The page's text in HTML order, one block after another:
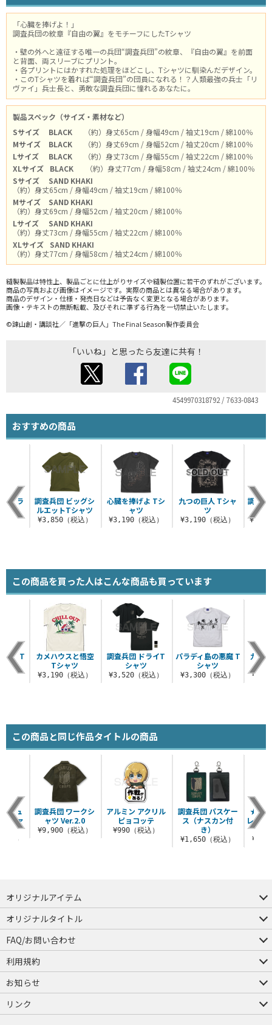
「心臓を捧げよ！」
調査兵団の紋章『自由の翼』をモチーフにしたTシャツ
・壁の外へと遠征する唯一の兵団“調査兵団”の紋章、『自由の翼』を前面
と背面、両スリーブにプリント。
・各プリントにはかすれた処理をほどこし、Tシャツに馴染んだデザイン。
・このTシャツを着れば“調査兵団”の団員になれる！？人類最強の兵士「リ
ヴァイ」兵士長と、勇敢な調査兵団に憧れるあなたに。
製品スペック（サイズ・素材など）
Sサイズ
BLACK
（約）身丈65cm / 身幅49cm / 袖丈19cm / 綿100％
Mサイズ
BLACK
（約）身丈69cm / 身幅52cm / 袖丈20cm / 綿100％
Lサイズ
BLACK
（約）身丈73cm / 身幅55cm / 袖丈22cm / 綿100％
XLサイズ
BLACK
（約）身丈77cm / 身幅58cm / 袖丈24cm / 綿100％
Sサイズ
SAND KHAKI
（約）身丈65cm / 身幅49cm / 袖丈19cm / 綿100％
Mサイズ
SAND KHAKI
（約）身丈69cm / 身幅52cm / 袖丈20cm / 綿100％
Lサイズ
SAND KHAKI
（約）身丈73cm / 身幅55cm / 袖丈22cm / 綿100％
XLサイズ
SAND KHAKI
（約）身丈77cm / 身幅58cm / 袖丈24cm / 綿100％
縫製製品は特性上、製品ごとに仕上がりサイズや縫製位置に若干のずれがございます。
商品の写真および画像はイメージです。実際の商品とは異なる場合があります。
商品のデザイン・仕様・発売日などは予告なく変更となる場合があります。
画像・テキストの無断転載、及びそれに準ずる行為を一切禁止いたします。
©諫山創・講談社／「進撃の巨人」The Final Season製作委員会
「いいね」と思ったら友達に共有！
4549970318792 / 7633-0843
おすすめの商品
心臓を捧げよ Tシ
ャツ
¥3,190（税込）
九つの巨人 Tシャ
ツ
¥3,190（税込）
調査兵
ケ
ドラ
ー
込）
調査兵団 ビッグシ
ルエットTシャツ
¥3,850（税込）
この商品を買った人はこんな商品も買っています
調査兵団 ドライT
シャツ
¥3,520（税込）
パラディ島の悪魔 T
シャツ
¥3,300（税込）
九つ
ゃん T
込）
カメハウスと悟空
Tシャツ
¥3,190（税込）
この商品と同じ作品タイトルの商品
アルミン アクリル
ピョコッテ
¥990（税込）
調査兵団 パスケー
ス（ナスカン付
き）
¥1,650（税込）
★限
レン・
ポ
チュ
ヴァ
込）
調査兵団 ワークシ
ャツ Ver.2.0
¥9,900（税込）
オリジナルアイテム
つままれ
つかまれ
ピョコッテ
オリジナルタイトル
アイテムヤ
ミスカトニック大學購買部
FAQ/お問い合わせ
FAQ
お問い合わせ
利用規約
会員規約・ポイント規約
特定商取引法に関する表示
プライバシーポリシー
お知らせ
店舗情報
採用情報
発売日変更のお知らせ
販売代理店・取扱店募集
海外のご案内（English）
リンク